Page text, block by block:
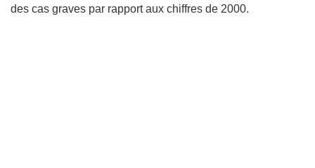
des cas graves par rapport aux chiffres de 2000.